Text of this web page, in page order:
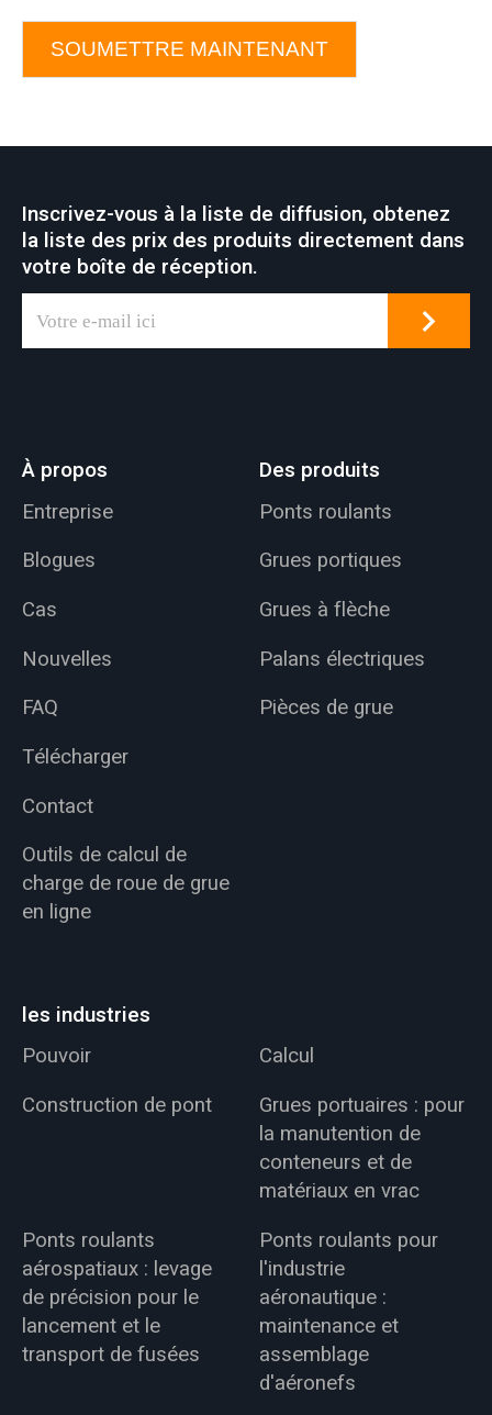
SOUMETTRE MAINTENANT
Inscrivez-vous à la liste de diffusion, obtenez
la liste des prix des produits directement dans
votre boîte de réception.
À propos
Entreprise
Blogues
Cas
Nouvelles
FAQ
Télécharger
Contact
Outils de calcul de
charge de roue de grue
en ligne
Des produits
Ponts roulants
Grues portiques
Grues à flèche
Palans électriques
Pièces de grue
les industries
Pouvoir
Calcul
Construction de pont
Grues portuaires : pour
la manutention de
conteneurs et de
matériaux en vrac
Ponts roulants
aérospatiaux : levage
de précision pour le
lancement et le
transport de fusées
Ponts roulants pour
l'industrie
aéronautique :
maintenance et
assemblage
d'aéronefs